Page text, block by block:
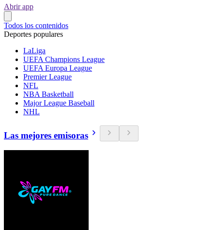
Abrir app
Todos los contenidos
Deportes populares
LaLiga
UEFA Champions League
UEFA Europa League
Premier League
NFL
NBA Basketball
Major League Baseball
NHL
Las mejores emisoras